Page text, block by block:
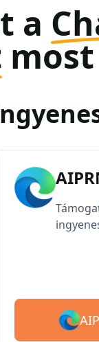
a
most